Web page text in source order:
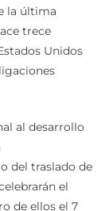
la última
trece
Unidos
al desarrollo
del traslado de
el
de ellos el 7